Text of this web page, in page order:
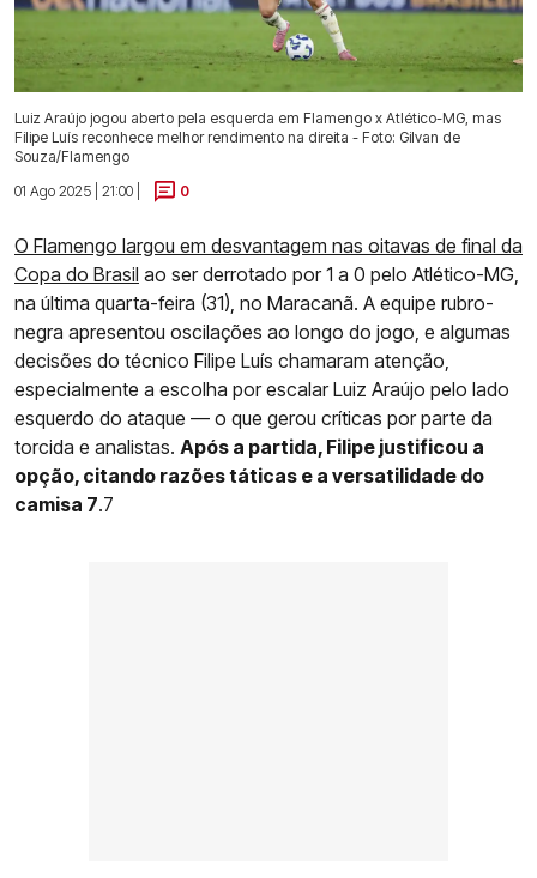
Luiz Araújo jogou aberto pela esquerda em Flamengo x Atlético-MG, mas
Filipe Luís reconhece melhor rendimento na direita - Foto: Gilvan de
Souza/Flamengo
01 Ago 2025 | 21:00 |
0
O Flamengo largou em desvantagem nas oitavas de final da
Copa do Brasil ao ser derrotado por 1 a 0 pelo Atlético-MG,
na última quarta-feira (31), no Maracanã. A equipe rubro-
negra apresentou oscilações ao longo do jogo, e algumas
decisões do técnico Filipe Luís chamaram atenção,
especialmente a escolha por escalar Luiz Araújo pelo lado
esquerdo do ataque — o que gerou críticas por parte da
torcida e analistas. Após a partida, Filipe justificou a
opção, citando razões táticas e a versatilidade do
camisa 7.7